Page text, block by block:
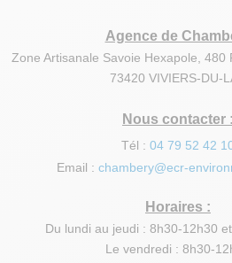
Agence de
Zone Artisanale Savoie Hexapole, 480
73420 VIVIERS-DU-
Nous contacter :
Tél : 04 79 52 42
Email : chambery@ecr-
Horaires :
Du lundi au jeudi : 8h30-12h30
Le vendredi : 8h30-